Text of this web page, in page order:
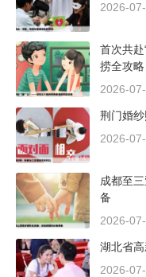
2026-
首次共
捞全攻略
2026-
荆门婚
2026-
成都至
备
2026-
湖北省
2026-